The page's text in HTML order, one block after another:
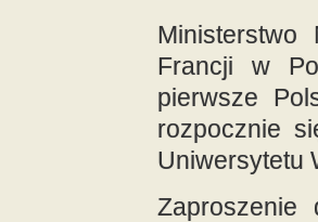
Francji w
pierwsze
rozpocznie
Uniwersytetu
Zaproszenie